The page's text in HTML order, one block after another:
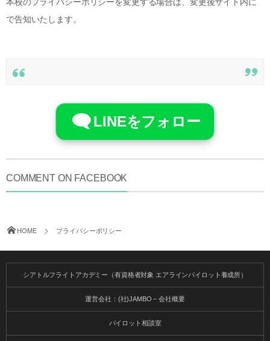
で告知いたします。
LINEをフォロー
COMMENT ON FACEBOOK
HOME プライバシーポリシー
シアトルフライトアカデミー（有資格者対象 エアラインパイロット養成所）
運営会社：(社)JAMBO – 会社概要
パイロット相談室